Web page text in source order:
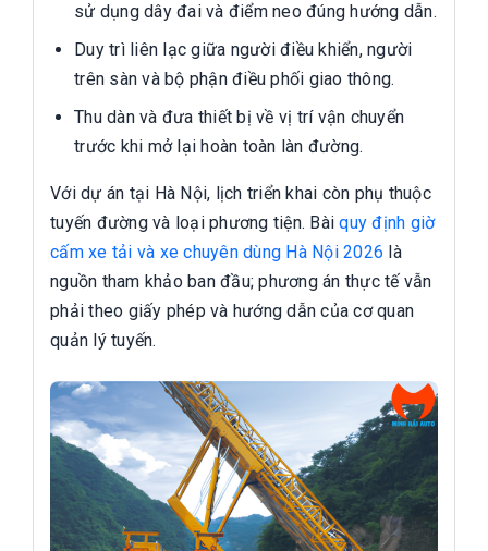
sử dụng dây đai và điểm neo đúng hướng dẫn.
Duy trì liên lạc giữa người điều khiển, người
trên sàn và bộ phận điều phối giao thông.
Thu dàn và đưa thiết bị về vị trí vận chuyển
trước khi mở lại hoàn toàn làn đường.
Với dự án tại Hà Nội, lịch triển khai còn phụ thuộc
tuyến đường và loại phương tiện. Bàiquy định giờ
cấm xe tải và xe chuyên dùng Hà Nội 2026 là
nguồn tham khảo ban đầu; phương án thực tế vẫn
phải theo giấy phép và hướng dẫn của cơ quan
quản lý tuyến.